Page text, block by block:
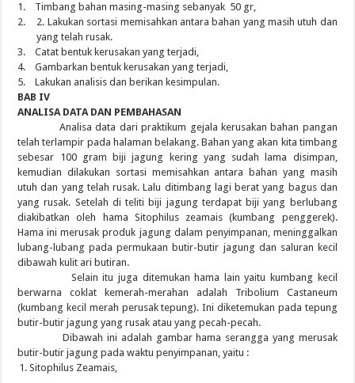
1.
Timbang bahan masing-masing sebanyak 50 gr,
2.
2. Lakukan sortasi memisahkan antara bahan yang masih utuh dan
yang telah rusak.
3.
Catat bentuk kerusakan yang terjadi,
4.
Gambarkan bentuk kerusakan yang terjadi,
5.
Lakukan analisis dan berikan kesimpulan.
BAB IV
ANALISA DATA DAN PEMBAHASAN
Analisa data dari praktikum gejala kerusakan bahan pangan
telah terlampir pada halaman belakang. Bahan yang akan kita timbang
sebesar 100 gram biji jagung kering yang sudah lama disimpan,
kemudian dilakukan sortasi memisahkan antara bahan yang masih
utuh dan yang telah rusak. Lalu ditimbang lagi berat yang bagus dan
yang rusak. Setelah di teliti biji jagung terdapat biji yang berlubang
diakibatkan oleh hama Sitophilus zeamais (kumbang penggerek).
Hama ini merusak produk jagung dalam penyimpanan, meninggalkan
lubang-lubang pada permukaan butir-butir jagung dan saluran kecil
dibawah kulit ari butiran.
Selain itu juga ditemukan hama lain yaitu kumbang kecil
berwarna coklat kemerah-merahan adalah Tribolium Castaneum
(kumbang kecil merah perusak tepung). Ini diketemukan pada tepung
butir-butir jagung yang rusak atau yang pecah-pecah.
Dibawah ini adalah gambar hama serangga yang merusak
butir-butir jagung pada waktu penyimpanan, yaitu :
Sitophilus Zeamais,